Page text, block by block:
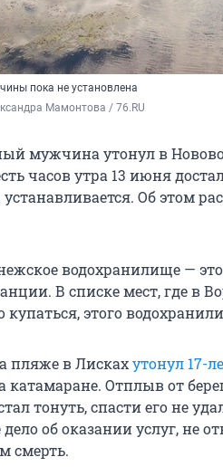
пока не установлена
Мамонтова / 76.RU
мужчина утонул в
часов утра 13 июня
Об этом
водохранилище —
В списке мест, где в
купаться, этого
пляже в Лискахутонул 17-
катамаране. Отплыв от
тонуть, спасти его не
дело об оказании услуг, не
смерть.